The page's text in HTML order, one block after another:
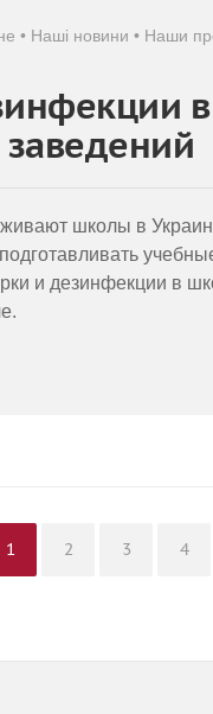
• Наші новини • Наши
школы в
и дезинфекции в
Page
1 Page
2 Page
3 Page
4